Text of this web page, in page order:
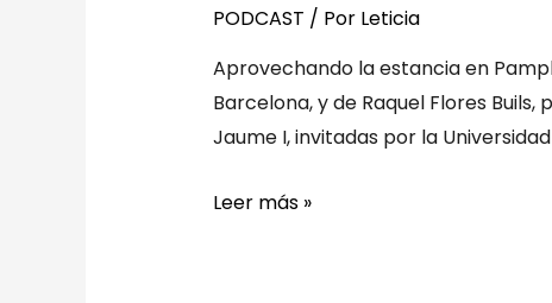
PODCAST / Por Leticia
Aprovechando la estancia en
Barcelona, y de Raquel Flores
Jaume I, invitadas por la
Leer más »